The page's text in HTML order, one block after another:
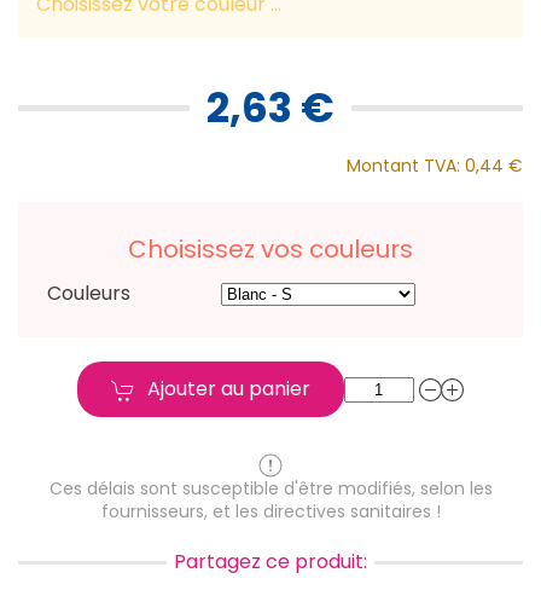
2,63 €
Montant TVA: 0,44 €
Choisissez vos couleurs
Couleurs
Ajouter au panier
Ces délais sont susceptible d'être modifiés, selon les
fournisseurs, et les directives sanitaires !
Partagez ce produit: